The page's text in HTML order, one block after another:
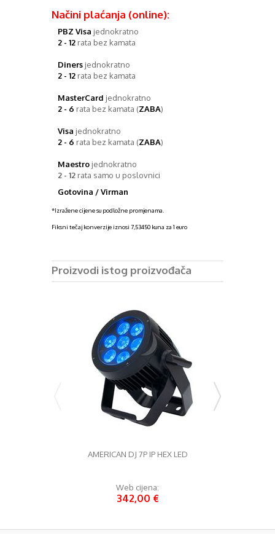
Načini plaćanja (online):
PBZ Visa jednokratno
2 - 12 rata bez kamata
Diners jednokratno
2 - 12 rata bez kamata
MasterCard jednokratno
2 - 6 rata bez kamata (ZABA)
Visa jednokratno
2 - 6 rata bez kamata (ZABA)
Maestro jednokratno
2 - 12 rata samo u poslovnici
Gotovina / Virman
*Izražene cijene su podložne promjenama.
Fiksni tečaj konverzije iznosi 7,53450 kuna za 1 euro
Proizvodi istog proizvođača
AMERICAN DJ 7P IP HEX LED
Web cijena:
342,00 €